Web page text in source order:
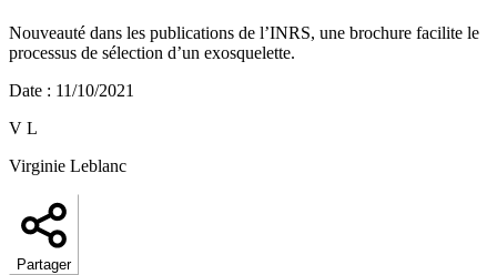
Nouveauté dans les publications de l’INRS, une brochure facilite le
processus de sélection d’un exosquelette.
Date : 11/10/2021
V L
Virginie Leblanc
Partager